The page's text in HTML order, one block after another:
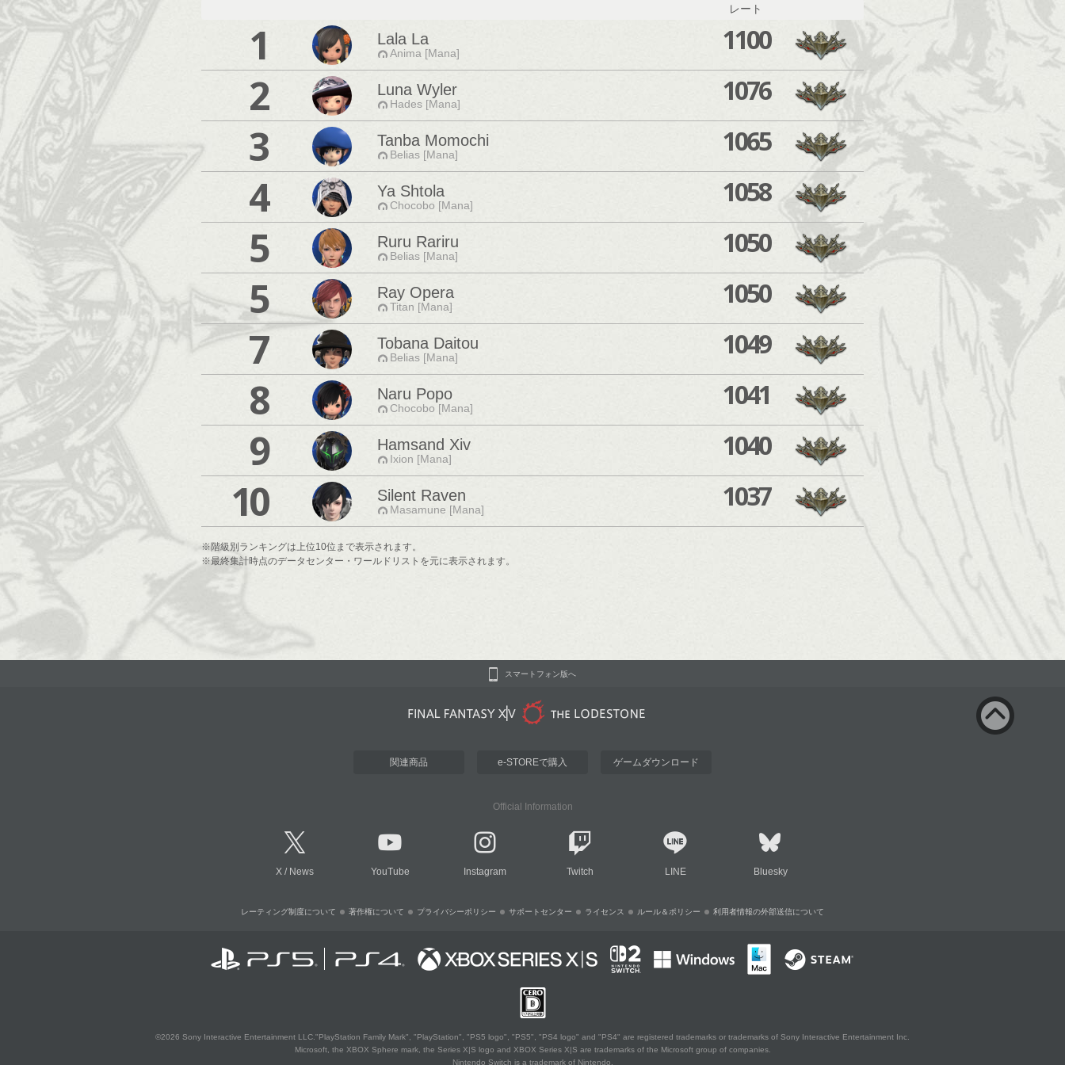
レート
1 Lala La
Anima [Mana] 1100
2 Luna Wyler
Hades [Mana] 1076
3 Tanba Momochi
Belias [Mana] 1065
4 Ya Shtola
Chocobo [Mana] 1058
5 Ruru Rariru
Belias [Mana] 1050
5 Ray Opera
Titan [Mana] 1050
7 Tobana Daitou
Belias [Mana] 1049
8 Naru Popo
Chocobo [Mana] 1041
9 Hamsand Xiv
Ixion [Mana] 1040
10 Silent Raven
Masamune [Mana] 1037
※階級別ランキングは上位10位まで表示されます。
※最終集計時点のデータセンター・ワールドリストを元に表示されます。
スマートフォン版へ
関連商品 e-STOREで購入 ゲームダウンロード
Official Information
X / News YouTube Instagram Twitch LINE Bluesky
レーティング制度について 著作権について プライバシーポリシー サポートセンター ライセンス ルール＆ポリシー 利用者情報の外部送信について
©2026 Sony Interactive Entertainment LLC."PlayStation Family Mark", "PlayStation", "PS5 logo", "PS5", "PS4 logo" and "PS4" are registered trademarks or trademarks of Sony Interactive Entertainment Inc.
Microsoft, the XBOX Sphere mark, the Series X|S logo and XBOX Series X|S are trademarks of the Microsoft group of companies.
Nintendo Switch is a trademark of Nintendo.